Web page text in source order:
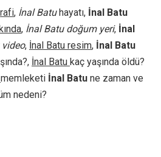
, İnal Batuhayatı, İnal Batu
, İnal Batu doğum yeri, İnal
, İnal Batu resim, İnal Batu
İnal Batu kaç yaşında öldü?
memleketi İnal Batune zaman ve
nedeni?